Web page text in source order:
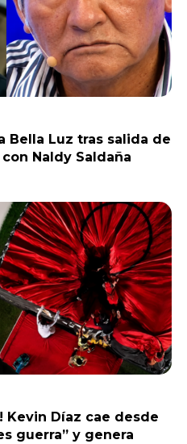
Bella Luz tras salida de
Naldy Saldaña
Kevin Díaz cae desde
guerra” y genera